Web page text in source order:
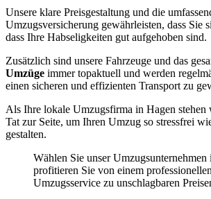
Unsere klare Preisgestaltung und die
Umzugsversicherung gewährleisten, dass Sie
dass Ihre Habseligkeiten gut aufgehoben sind.
Zusätzlich sind unsere Fahrzeuge und das
Umzüge immer topaktuell und werden
einen sicheren und effizienten Transport zu
Als Ihre lokale Umzugsfirma in Hagen
Tat zur Seite, um Ihren Umzug so stressfrei
gestalten.
Wählen Sie unser Umzugsunternehmen
profitieren Sie von einem professionellen
Umzugsservice zu unschlagbaren